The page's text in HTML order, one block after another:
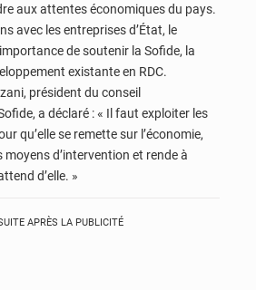
aux attentes économiques du pays.
avec les entreprises d’État, le
de soutenir la Sofide, la
existante en RDC.
président du conseil
a déclaré : « Il faut exploiter les
qu’elle se remette sur l’économie,
moyens d’intervention et rende à
d’elle. »
APRÈS LA PUBLICITÉ